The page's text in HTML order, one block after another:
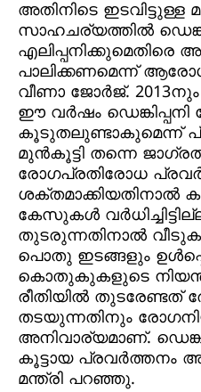
അതിനിടെ ഇടവിട്ടുള്ള
സാഹചര്യത്തില്‍
എലിപ്പനിക്കുമെതിരെ
പാലിക്കണമെന്ന്
വീണാ ജോര്‍ജ്.
ഈ വര്‍ഷം
കൂടുതലുണ്ടാകുമെന്ന്
മുന്‍കൂട്ടി തന്നെ
രോഗപ്രതിരോധ
ശക്തമാക്കിയതിനാല്‍
കേസുകള്‍
തുടരുന്നതിനാല്‍
പൊതു ഇടങ്ങളും
കൊതുകുകളുടെ
രീതിയില്‍ തുടരേണ്ടത്
തടയുന്നതിനും
അനിവാര്യമാണ്.
കൂട്ടായ പ്രവര്‍ത്തനം
മന്ത്രി പറഞ്ഞു.